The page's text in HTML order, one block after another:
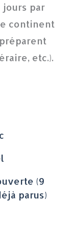
par
continent
etc.).
(9
parus)